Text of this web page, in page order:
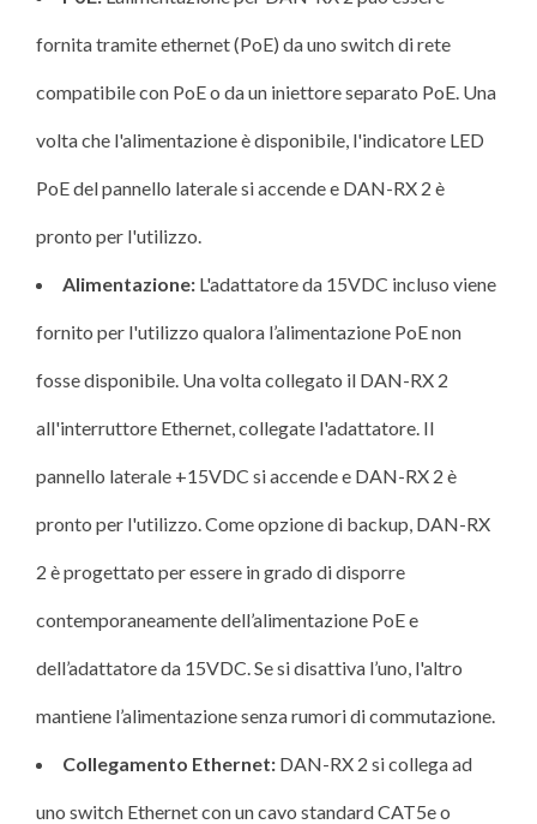
fornita tramite ethernet (PoE) da uno switch di rete
compatibile con PoE o da un iniettore separato PoE. Una
volta che l'alimentazione è disponibile, l'indicatore LED
PoE del pannello laterale si accende e DAN-RX 2 è
pronto per l'utilizzo.
Alimentazione: L'adattatore da 15VDC incluso viene
fornito per l'utilizzo qualora l’alimentazione PoE non
fosse disponibile. Una volta collegato il DAN-RX 2
all'interruttore Ethernet, collegate l'adattatore. Il
pannello laterale +15VDC si accende e DAN-RX 2 è
pronto per l'utilizzo. Come opzione di backup, DAN-RX
2 è progettato per essere in grado di disporre
contemporaneamente dell’alimentazione PoE e
dell’adattatore da 15VDC. Se si disattiva l’uno, l'altro
mantiene l’alimentazione senza rumori di commutazione.
Collegamento Ethernet: DAN-RX 2 si collega ad
uno switch Ethernet con un cavo standard CAT5e o